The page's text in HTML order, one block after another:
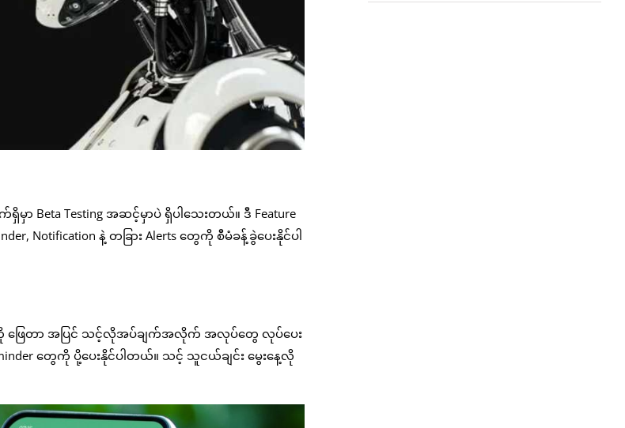
ာ Beta Testing အဆင့်မှာပဲ ရှိပါသေးတယ်။ ဒီ Feature
Notification နဲ့ တခြား Alerts တွေကို စီမံခန့်ခွဲပေးနိုင်ပါ
ကို ဖြေတာ အပြင် သင့်လိုအပ်ချက်အလိုက် အလုပ်တွေ လုပ်ပေး
တွေကို ပို့ပေးနိုင်ပါတယ်။ သင့် သူငယ်ချင်း မွေးနေ့လို